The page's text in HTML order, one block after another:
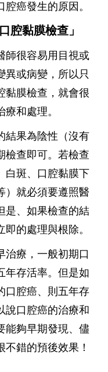
癌發生的原因。
腔黏膜檢查」
師很容易用目視或
異或病變，所以只
黏膜檢查，就會很
和處理。
結果為陰性（沒有
檢查即可。若檢查
白斑、口腔黏膜下
）就必須要遵照醫
是、如果檢查的結
的處理與根除。
治療，一般初期口
年存活率。但是如
口腔癌、則五年存
說口腔癌的治療和
能夠早期發現、儘
錯的預後效果！